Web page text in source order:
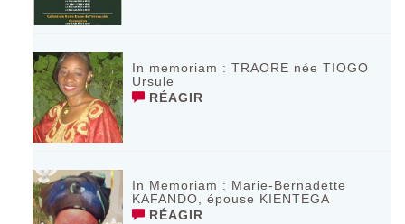
In memoriam : TRAORE née TIOGO
Ursule
RÉAGIR
In Memoriam : Marie-Bernadette
KAFANDO, épouse KIENTEGA
RÉAGIR